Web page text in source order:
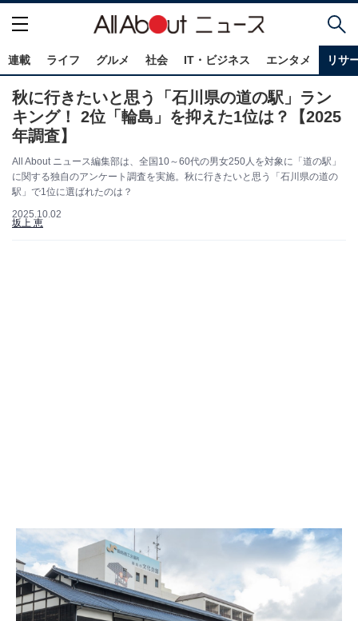
連載 ライフ グルメ 社会 IT・ビジネス エンタメ リサ
秋に行きたいと思う「石川県の道の駅」ラン
キング！ 2位「輪島」を抑えた1位は？【2025
年調査】
All About ニュース編集部は、全国10～60代の男女250人を対象に「道の駅」
に関する独自のアンケート調査を実施。秋に行きたいと思う「石川県の道の
駅」で1位に選ばれたのは？
2025.10.02
坂上 恵